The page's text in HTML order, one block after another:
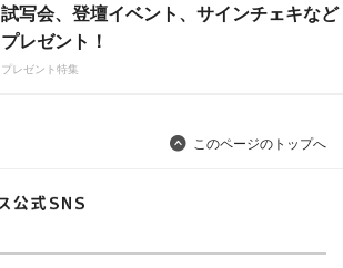
試写会、登壇イベント、サインチェキなど
プレゼント！
プレゼント特集
このページのトップへ